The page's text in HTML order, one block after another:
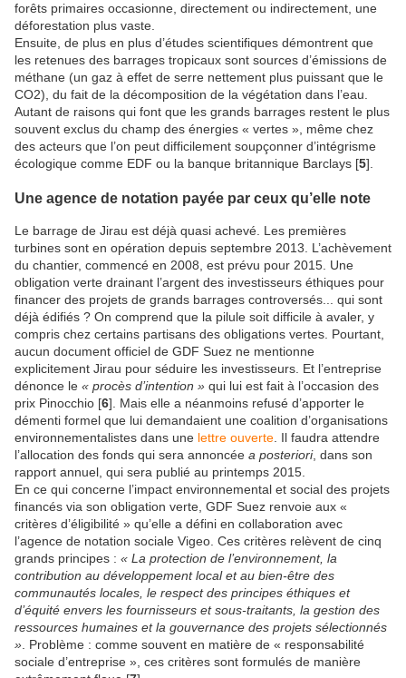
forêts primaires occasionne, directement ou indirectement, une
déforestation plus vaste.
Ensuite, de plus en plus d’études scientifiques démontrent que
les retenues des barrages tropicaux sont sources d’émissions de
méthane (un gaz à effet de serre nettement plus puissant que le
CO2), du fait de la décomposition de la végétation dans l’eau.
Autant de raisons qui font que les grands barrages restent le plus
souvent exclus du champ des énergies « vertes », même chez
des acteurs que l’on peut difficilement soupçonner d’intégrisme
écologique comme EDF ou la banque britannique Barclays [5].
Une agence de notation payée par ceux qu’elle note
Le barrage de Jirau est déjà quasi achevé. Les premières
turbines sont en opération depuis septembre 2013. L’achèvement
du chantier, commencé en 2008, est prévu pour 2015. Une
obligation verte drainant l’argent des investisseurs éthiques pour
financer des projets de grands barrages controversés... qui sont
déjà édifiés ? On comprend que la pilule soit difficile à avaler, y
compris chez certains partisans des obligations vertes. Pourtant,
aucun document officiel de GDF Suez ne mentionne
explicitement Jirau pour séduire les investisseurs. Et l’entreprise
dénonce le « procès d’intention » qui lui est fait à l’occasion des
prix Pinocchio [6]. Mais elle a néanmoins refusé d’apporter le
démenti formel que lui demandaient une coalition d’organisations
environnementalistes dans une lettre ouverte . Il faudra attendre
l’allocation des fonds qui sera annoncée a posteriori, dans son
rapport annuel, qui sera publié au printemps 2015.
En ce qui concerne l’impact environnemental et social des projets
financés via son obligation verte, GDF Suez renvoie aux «
critères d’éligibilité » qu’elle a défini en collaboration avec
l’agence de notation sociale Vigeo. Ces critères relèvent de cinq
grands principes : « La protection de l’environnement, la
contribution au développement local et au bien-être des
communautés locales, le respect des principes éthiques et
d’équité envers les fournisseurs et sous-traitants, la gestion des
ressources humaines et la gouvernance des projets sélectionnés
» . Problème : comme souvent en matière de « responsabilité
sociale d’entreprise », ces critères sont formulés de manière